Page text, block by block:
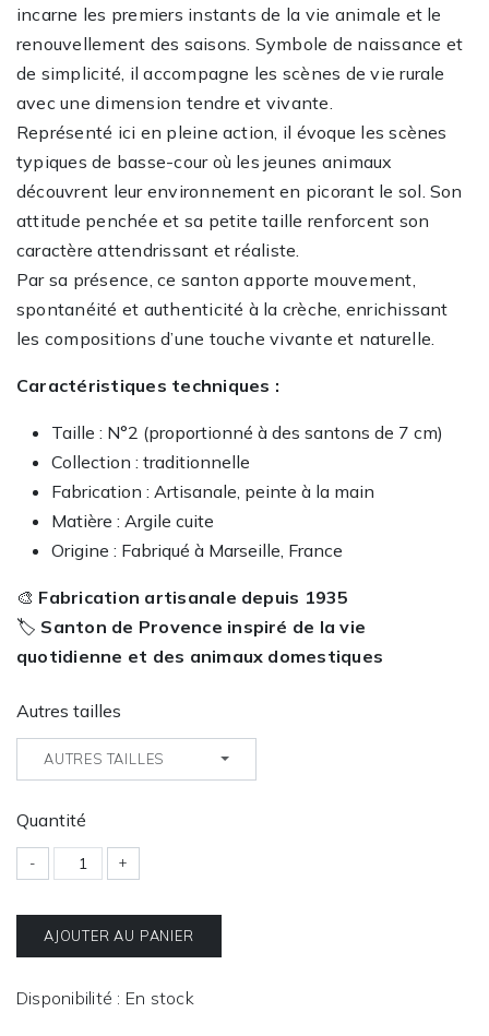
incarne les premiers instants de la vie animale et le
renouvellement des saisons. Symbole de naissance et
de simplicité, il accompagne les scènes de vie rurale
avec une dimension tendre et vivante.
Représenté ici en pleine action, il évoque les scènes
typiques de basse-cour où les jeunes animaux
découvrent leur environnement en picorant le sol. Son
attitude penchée et sa petite taille renforcent son
caractère attendrissant et réaliste.
Par sa présence, ce santon apporte mouvement,
spontanéité et authenticité à la crèche, enrichissant
les compositions d’une touche vivante et naturelle.
Caractéristiques techniques :
Taille : N°2 (proportionné à des santons de 7 cm)
Collection : traditionnelle
Fabrication : Artisanale, peinte à la main
Matière : Argile cuite
Origine : Fabriqué à Marseille, France
🎨 Fabrication artisanale depuis 1935
🏷️ Santon de Provence inspiré de la vie
quotidienne et des animaux domestiques
Autres tailles
AUTRES TAILLES
Quantité
- +
AJOUTER AU PANIER
Disponibilité : En stock